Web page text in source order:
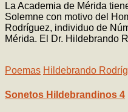
La Academia de Mérida
Solemne con motivo del
Rodríguez, individuo de
Mérida. El Dr. Hildebrando
Poemas Hildebrando
Sonetos Hildebrandinos 4